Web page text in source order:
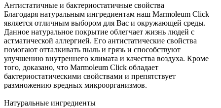
Антистатичные и бактериостатичные свойства
Благодаря натуральным ингредиентам наш Marmoleum Click
является отличным выбором для Вас и окружающей среды.
Данное натуральное покрытие облегчает жизнь людей с
астматической аллергией. Его антистатические свойства
помогают отталкивать пыль и грязь и способствуют
улучшению внутреннего климата и качества воздуха. Кроме
того, доказано, что Marmoleum Click обладает
бактериостатическими свойствами и препятствует
размножению вредных микроорганизмов.
Натуральные ингредиенты